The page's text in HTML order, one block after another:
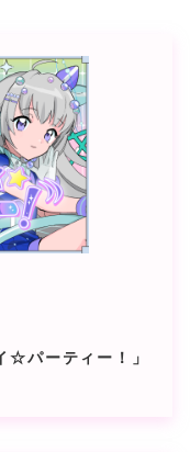
ーティー！」